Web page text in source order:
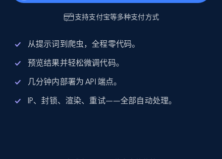
支持支付宝等多种支付方式
从提示词到爬虫，全程零代码。
预览结果并轻松微调代码。
几分钟内部署为 API 端点。
IP、封锁、渲染、重试——全部自动处理。